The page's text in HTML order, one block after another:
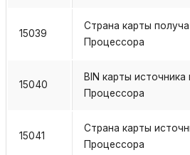
15039
Страна карты
Процессора
15040
BIN карты
Процессора
15041
Страна карты
Процессора